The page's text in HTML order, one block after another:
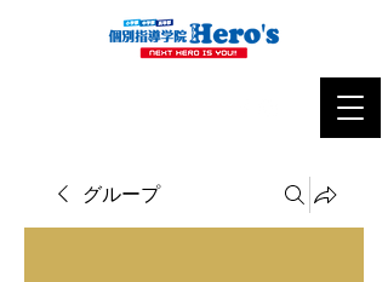
グループ